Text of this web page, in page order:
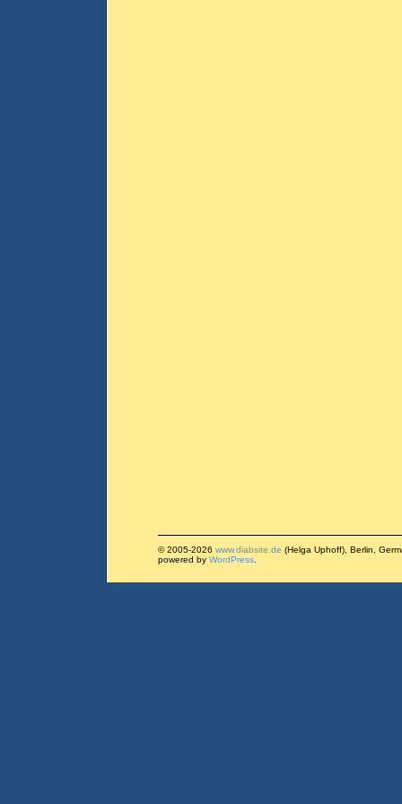
© 2005-2026 www.diabsite.de (Helga Uphoff), Berlin,
powered by WordPress.